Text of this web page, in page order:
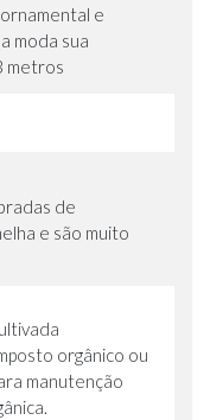
e
moda sua
metros
de
e são muito
orgânico ou
manutenção